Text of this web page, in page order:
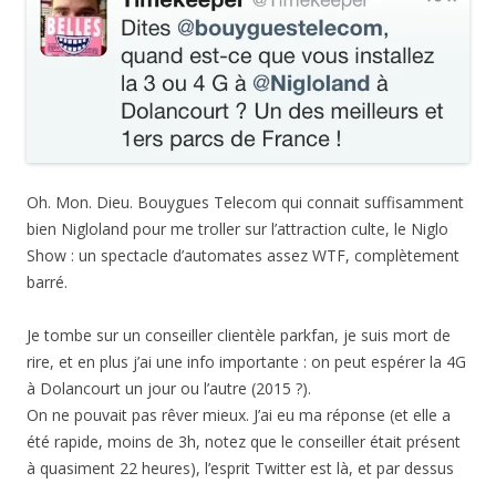
Oh. Mon. Dieu. Bouygues Telecom qui connait suffisamment
bien Nigloland pour me troller sur l’attraction culte, le Niglo
Show : un spectacle d’automates assez WTF, complètement
barré.
Je tombe sur un conseiller clientèle parkfan, je suis mort de
rire, et en plus j’ai une info importante : on peut espérer la 4G
à Dolancourt un jour ou l’autre (2015 ?).
On ne pouvait pas rêver mieux. J’ai eu ma réponse (et elle a
été rapide, moins de 3h, notez que le conseiller était présent
à quasiment 22 heures), l’esprit Twitter est là, et par dessus